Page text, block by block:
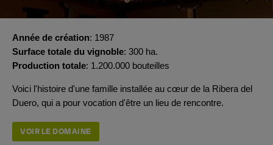
Année de création 1987
Surface totale du vignoble 300 ha.
Production totale 1.200.000 bouteilles
Voici l'histoire d'une famille installée au cœur de la Ribera del
Duero, qui a pour vocation d'être un lieu de rencontre.
VOIR LE DOMAINE